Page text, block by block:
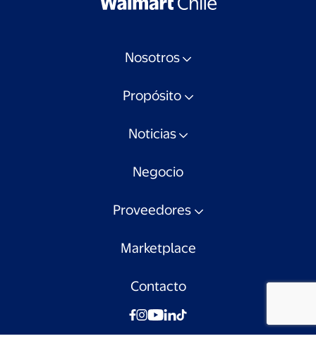
Nosotros
Propósito
Noticias
Negocio
Proveedores
Marketplace
Contacto